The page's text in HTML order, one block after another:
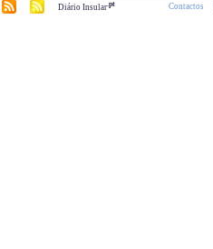
Diário Insular.pt Contactos